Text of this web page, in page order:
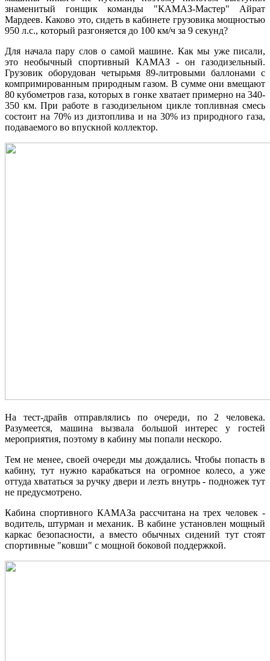
знаменитый гонщик команды "КАМАЗ-Мастер" Айрат
Мардеев. Каково это, сидеть в кабинете грузовика мощностью
950 л.с., который разгоняется до 100 км/ч за 9 секунд?
Для начала пару слов о самой машине. Как мы уже писали,
это необычный спортивный КАМАЗ - он газодизельный.
Грузовик оборудован четырьмя 89-литровыми баллонами с
компримированным природным газом. В сумме они вмещают
80 кубометров газа, которых в гонке хватает примерно на 340-
350 км. При работе в газодизельном цикле топливная смесь
состоит на 70% из дизтоплива и на 30% из природного газа,
подаваемого во впускной коллектор.
На тест-драйв отправлялись по очереди, по 2 человека.
Разумеется, машина вызвала большой интерес у гостей
мероприятия, поэтому в кабину мы попали нескоро.
Тем не менее, своей очереди мы дождались. Чтобы попасть в
кабину, тут нужно карабкаться на огромное колесо, а уже
оттуда хвататься за ручку двери и лезть внутрь - подножек тут
не предусмотрено.
Кабина спортивного КАМАЗа рассчитана на трех человек -
водитель, штурман и механик. В кабине установлен мощный
каркас безопасности, а вместо обычных сидений тут стоят
спортивные "ковши" с мощной боковой поддержкой.